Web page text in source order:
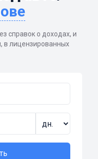
справок о доходах, и
в лицензированных